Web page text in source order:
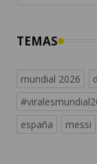
TEMAS
mundial 2026
españa
messi